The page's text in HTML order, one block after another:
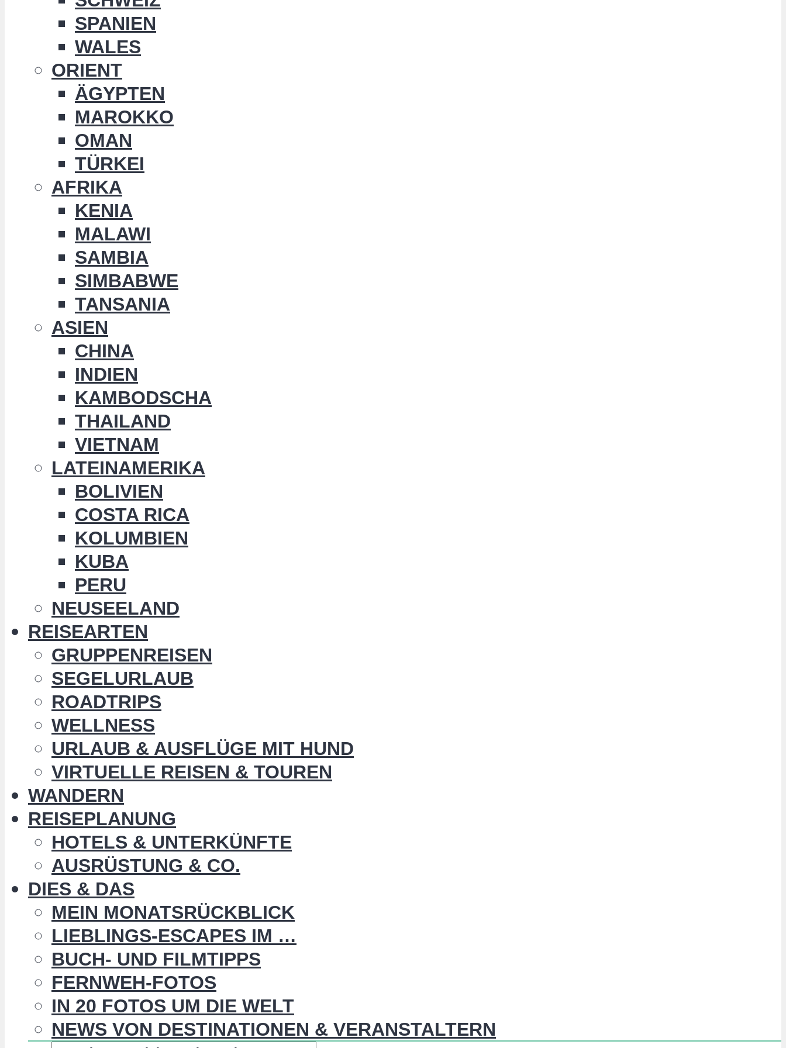
SPANIEN
WALES
ORIENT
ÄGYPTEN
MAROKKO
OMAN
TÜRKEI
AFRIKA
KENIA
MALAWI
SAMBIA
SIMBABWE
TANSANIA
ASIEN
CHINA
INDIEN
KAMBODSCHA
THAILAND
VIETNAM
LATEINAMERIKA
BOLIVIEN
COSTA RICA
KOLUMBIEN
KUBA
PERU
NEUSEELAND
REISEARTEN
GRUPPENREISEN
SEGELURLAUB
ROADTRIPS
WELLNESS
URLAUB & AUSFLÜGE MIT HUND
VIRTUELLE REISEN & TOUREN
WANDERN
REISEPLANUNG
HOTELS & UNTERKÜNFTE
AUSRÜSTUNG & CO.
DIES & DAS
MEIN MONATSRÜCKBLICK
LIEBLINGS-ESCAPES IM …
BUCH- UND FILMTIPPS
FERNWEH-FOTOS
IN 20 FOTOS UM DIE WELT
NEWS VON DESTINATIONEN & VERANSTALTERN